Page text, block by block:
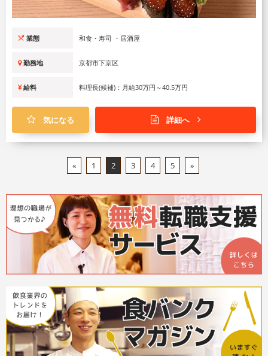
業態 和食・寿司 ・居酒屋
勤務地 京都市下京区
給料 料理長(候補)：月給30万円～40.5万円
気になる 詳細へ
« 1 2 3 4 5 »